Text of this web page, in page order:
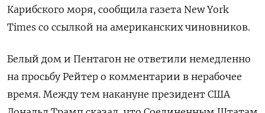
Карибского ‌моря, сообщила газета New York ​
Times со ссылкой на ‌американских чиновников.
Белый дом и Пентагон не ответили ​немедленно ​
на ‌просьбу Рейтер о комментарии в ​нерабочее
время. Между тем накануне президент США